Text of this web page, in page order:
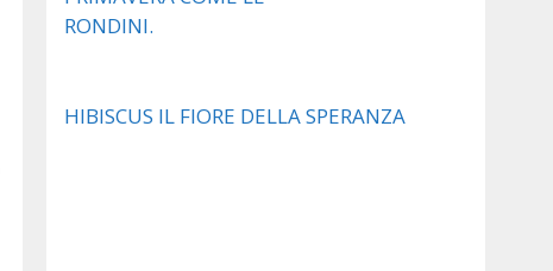
HIBISCUS IL FIORE DELLA SPERANZA